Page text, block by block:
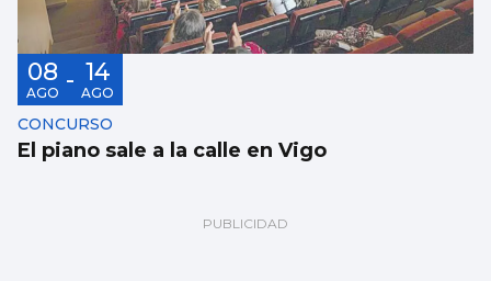
08
AGO - 14
AGO
CONCURSO
El piano sale a la calle en Vigo